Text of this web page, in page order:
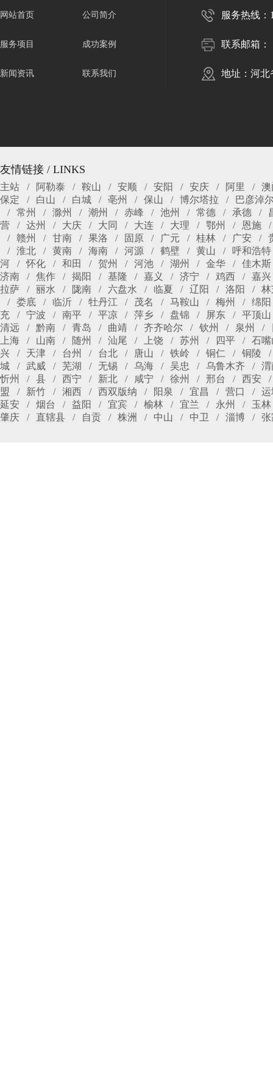
网站首页 公司简介
服务项目 成功案例
新闻资讯 联系我们
服务热线：
联系邮箱：
地址：河北
友情链接 / LINKS
主站 阿勒泰 鞍山 安顺 安阳 安庆 阿里
澳
保定
白山 白城 亳州 保山 博尔塔拉
巴彦淖
常州
滁州 潮州 赤峰 池州 常德 承德
营
达州 大庆 大同 大连 大理 鄂州
恩施
赣州
甘南 果洛 固原 广元 桂林 广安
淮北
黄南 海南 河源 鹤壁 黄山
呼和浩特
河
怀化 和田 贺州 河池 湖州 金华
佳木斯
济南
焦作 揭阳 基隆 嘉义 济宁 鸡西
嘉兴
拉萨
丽水 陇南 六盘水 临夏 辽阳 洛阳
林
娄底
临沂 牡丹江 茂名 马鞍山 梅州
绵阳
充
宁波 南平 平凉 萍乡 盘锦 屏东
平顶山
清远
黔南 青岛 曲靖 齐齐哈尔 钦州 泉州
上海
山南 随州 汕尾 上饶 苏州 四平
石嘴
兴
天津 台州 台北 唐山 铁岭 铜仁
铜陵
城
武威 芜湖 无锡 乌海 吴忠 乌鲁木齐
渭
忻州
县 西宁 新北 咸宁 徐州 邢台
西安
盟
新竹 湘西 西双版纳 阳泉 宜昌 营口
运
延安
烟台 益阳 宜宾 榆林 宜兰 永州
玉林
肇庆
直辖县 自贡 株洲 中山 中卫 淄博 张